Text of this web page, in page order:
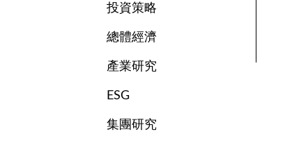
投資策略
總體經濟
產業研究
ESG
集團研究